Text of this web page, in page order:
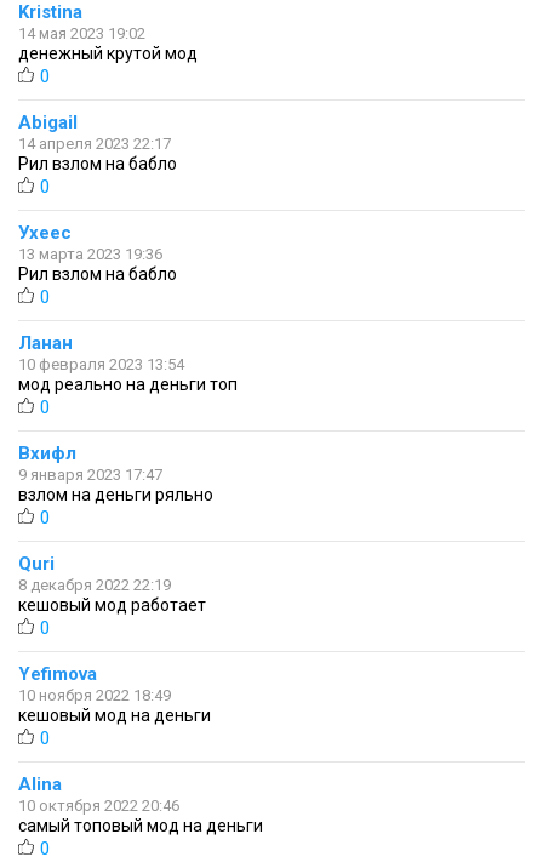
Kristina
14 мая 2023 19:02
денежный крутой мод
0
Abigail
14 апреля 2023 22:17
Рил взлом на бабло
0
Ухеес
13 марта 2023 19:36
Рил взлом на бабло
0
Ланан
10 февраля 2023 13:54
мод реально на деньги топ
0
Вхифл
9 января 2023 17:47
взлом на деньги ряльно
0
Quri
8 декабря 2022 22:19
кешовый мод работает
0
Yefimova
10 ноября 2022 18:49
кешовый мод на деньги
0
Alina
10 октября 2022 20:46
самый топовый мод на деньги
0